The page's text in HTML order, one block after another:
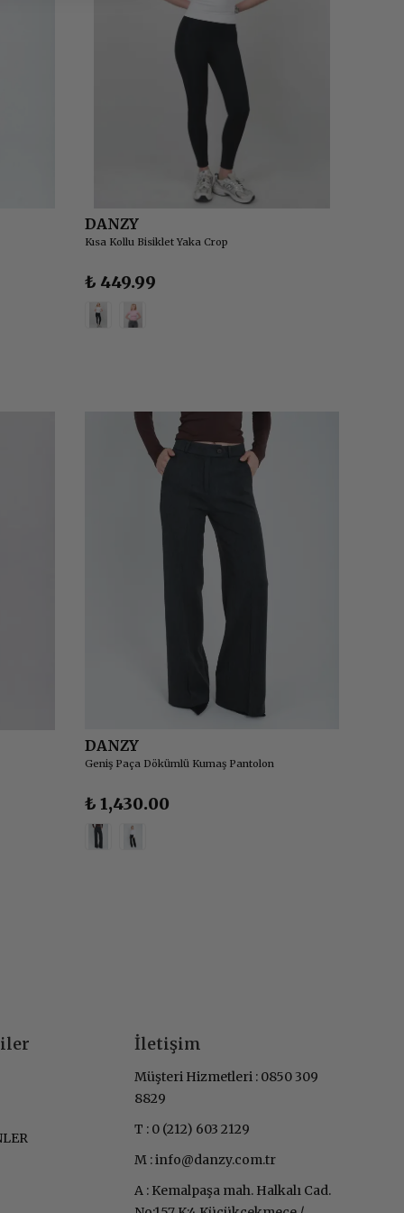
DANZY
Kısa Kollu Bisiklet Yaka Crop
₺ 449.99
DANZY
Geniş Paça Dökümlü Kumaş Pantolon
₺ 1,430.00
İletişim
Müşteri Hizmetleri : 0850 309
8829
T : 0 (212) 603 2129
M :info@danzy.com.tr
A : Kemalpaşa mah. Halkalı Cad.